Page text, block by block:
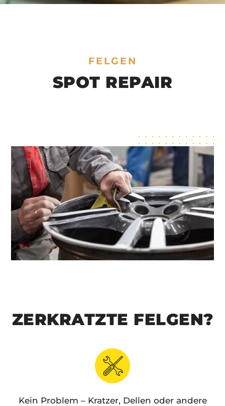
FELGEN
SPOT REPAIR
ZERKRATZTE FELGEN?
Kein Problem – Kratzer, Dellen oder andere